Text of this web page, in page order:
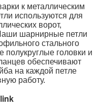
к металлическим
используются для
ворот,
шарнирные петли
стального
полукруглые головки и
обеспечивают
на каждой петле
работу.